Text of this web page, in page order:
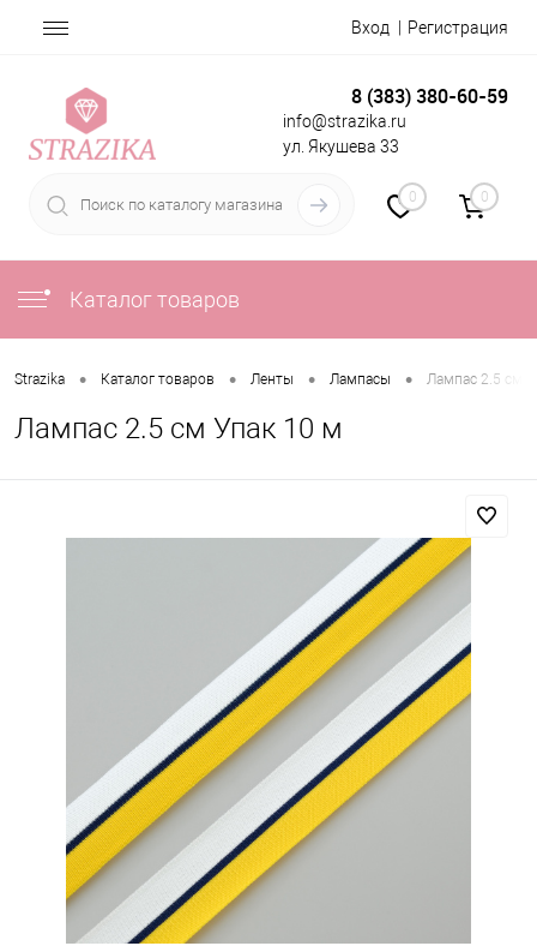
Вход Регистрация
8 (383) 380-60-59
info@strazika.ru
ул. Якушева 33
0 0
Каталог товаров
Strazika • Каталог товаров • Ленты • Лампасы • Лампас 2.5 см
Лампас 2.5 см Упак 10 м